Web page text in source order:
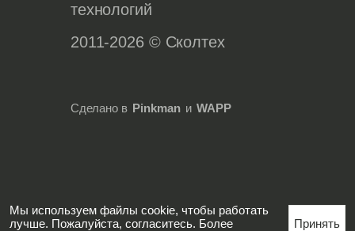
технологий
2011-2026 © Сколтех
Сделано в Pinkman и WAPP
Мы используем файлы cookie, чтобы работать
лучше. Пожалуйста, согласитесь. Более
Принять